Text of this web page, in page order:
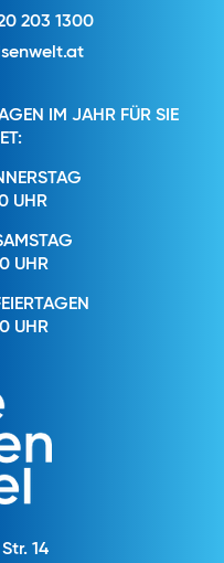
203 1300
IM JAHR FÜR SIE
UHR
UHR
UHR
14